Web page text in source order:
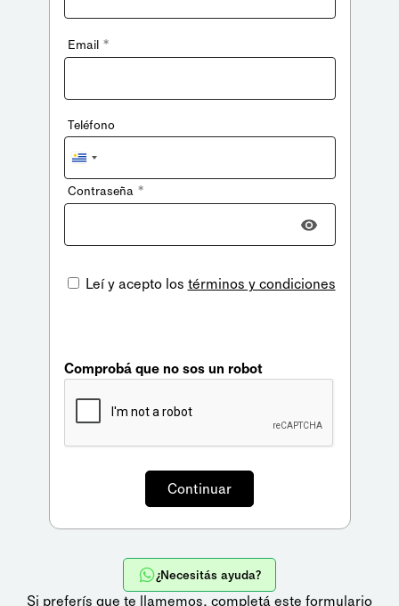
Email *
Teléfono
Uruguay
+598
Contraseña *
Leí y acepto los términos y condiciones
Comprobá que no sos un robot
¿Necesitás ayuda?
Si preferís que te llamemos, completá este formulario